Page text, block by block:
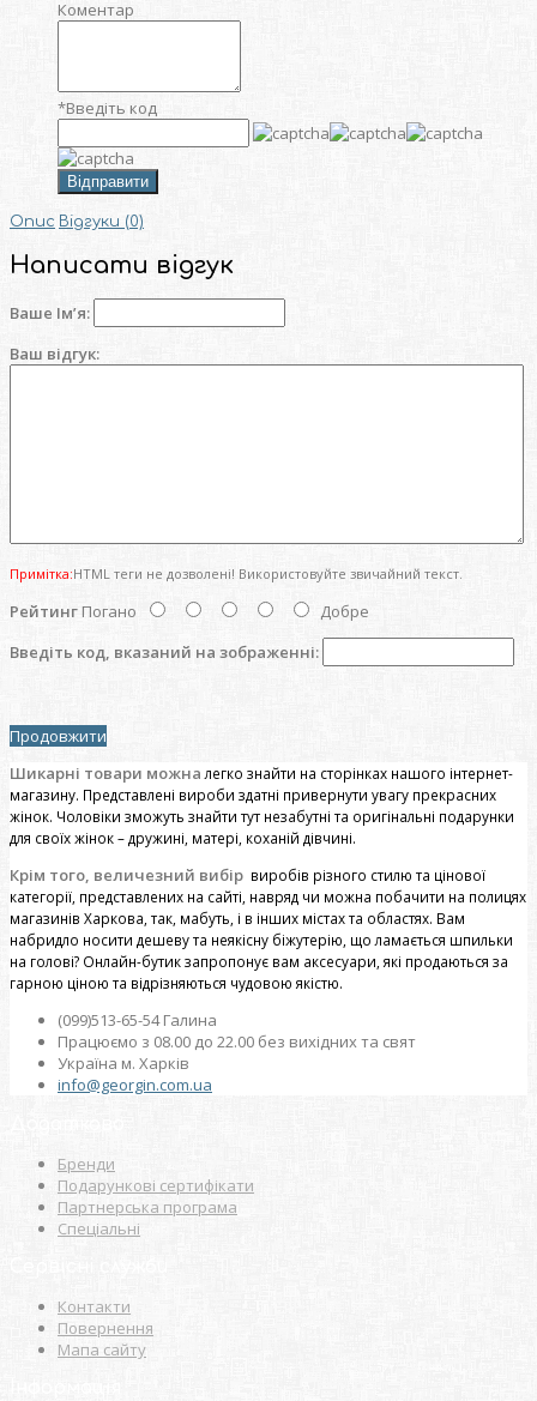
Коментар
*Введіть код
Відправити
Опис Відгуки (0)
Написати відгук
Ваше Ім’я:
Ваш відгук:
Примітка:HTML теги не дозволені! Використовуйте звичайний текст.
РейтингПогано
Добре
Введіть код, вказаний на зображенні:
Продовжити
Шикарні товари можна легко знайти на сторінках нашого інтернет-
магазину. Представлені вироби здатні привернути увагу прекрасних
жінок. Чоловіки зможуть знайти тут незабутні та оригінальні подарунки
для своїх жінок – дружині, матері, коханій дівчині.
Крім того, величезний вибір виробів різного стилю та цінової
категорії, представлених на сайті, навряд чи можна побачити на полицях
магазинів Харкова, так, мабуть, і в інших містах та областях. Вам
набридло носити дешеву та неякісну біжутерію, що ламається шпильки
на голові? Онлайн-бутик запропонує вам аксесуари, які продаються за
гарною ціною та відрізняються чудовою якістю.
(099)513-65-54 Галина
Працюємо з 08.00 до 22.00 без вихідних та свят
Україна м. Харків
info@georgin.com.ua
Бренди
Подарункові сертифікати
Партнерська програма
Спеціальні
Контакти
Повернення
Мапа сайту